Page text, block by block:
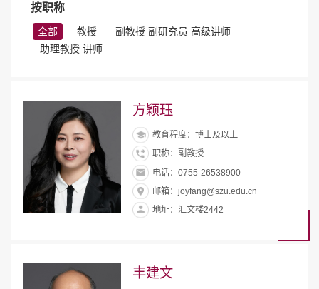
按职称
全部 教授
副教授 副研究员 高级讲师
助理教授 讲师
方颖珏
教育程度：博士及以上
职称：副教授
电话：0755-26538900
邮箱：joyfang@szu.edu.cn
地址：汇文楼2442
丰建文